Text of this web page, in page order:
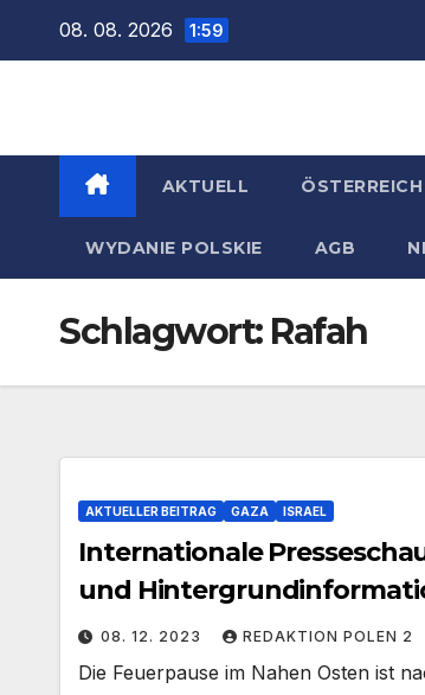
08. 08. 2026 1:59
AKTUELL ÖSTERREICH
WYDANIE POLSKIE AGB
Schlagwort: Rafah
AKTUELLER BEITRAG GAZA ISRAEL
Internationale
und
08. 12. 2023 REDAKTION POLEN 2
Die Feuerpause im Nahen Osten ist